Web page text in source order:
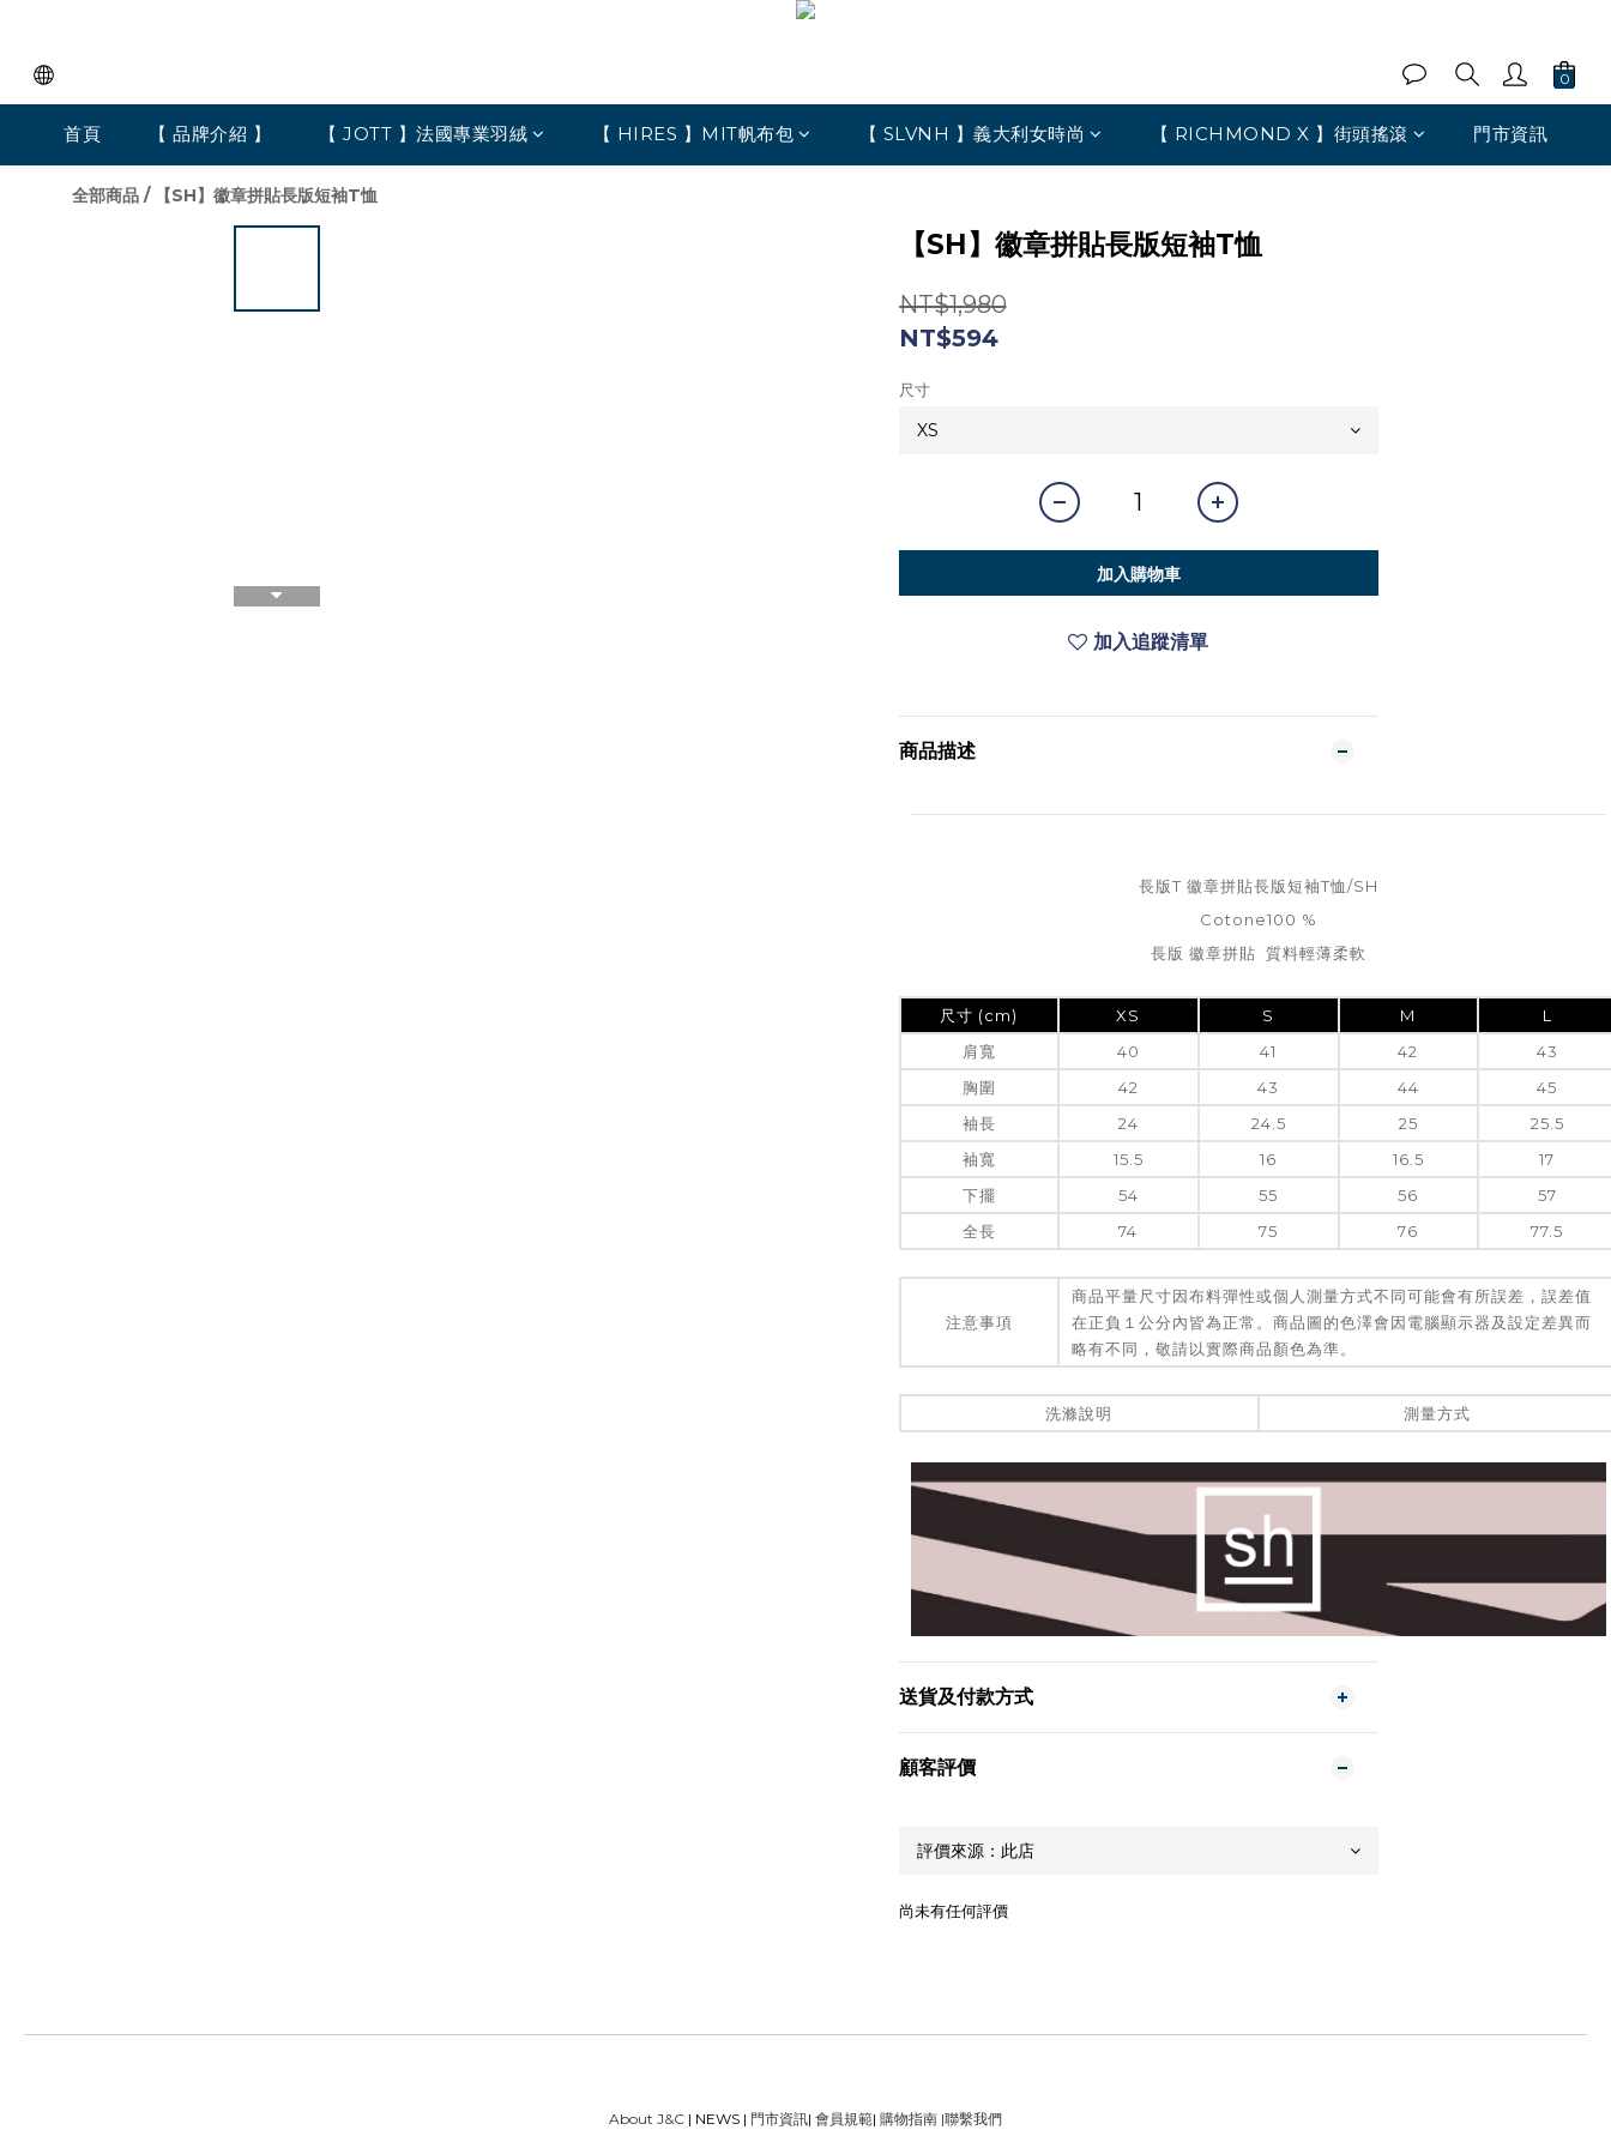
首頁 【 品牌介紹 】 【 JOTT 】法國專業羽絨 【 HIRES 】MIT帆布包 【 SLVNH 】義大利女時尚 【 RICHMOND X 】街頭搖滾 門市資訊
全部商品 / 【SH】徽章拼貼長版短袖T恤
【SH】徽章拼貼長版短袖T恤
NT$1,980
NT$594
尺寸
加入購物車
加入追蹤清單
商品描述
長版T 徽章拼貼長版短袖T恤/SH
Cotone100 %
長版 徽章拼貼 質料輕薄柔軟
尺寸 (cm) XS S M
L
肩寬
40 41 42
43
胸圍
42 43 44
45
袖長
24 24.5 25
25.5
袖寬
15.5 16 16.5
17
下擺
54 55 56
57
全長
74 75 76 77.5
注意事項
商品平量尺寸因布料彈性或個人測量方式不同可能會有所誤差，誤差值
在正負１公分內皆為正常。商品圖的色澤會因電腦顯示器及設定差異而
略有不同，敬請以實際商品顏色為準。
洗滌說明 測量方式
送貨及付款方式
顧客評價
尚未有任何評價
About J&C | NEWS | 門市資訊| 會員規範| 購物指南 |聯繫我們